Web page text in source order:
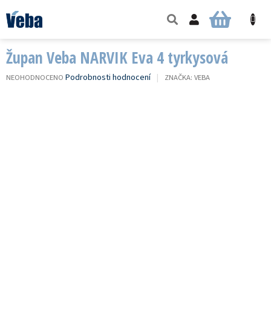
na
obsah
NÁKUPNÍ
Župan Veba NARVIK Eva 4 tyrkysová
PRŮMĚRNÉ
NEOHODNOCENO Podrobnosti hodnocení ZNAČKA: VEBA